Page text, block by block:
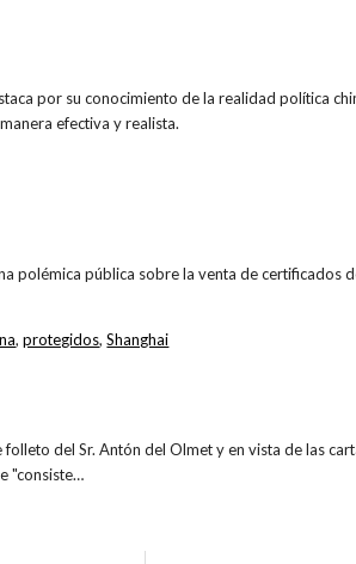
por su conocimiento de la realidad política
efectiva y realista.
polémica pública sobre la venta de certificados
,protegidos,Shanghai
del Sr. Antón del Olmet y en vista de las
"consiste…